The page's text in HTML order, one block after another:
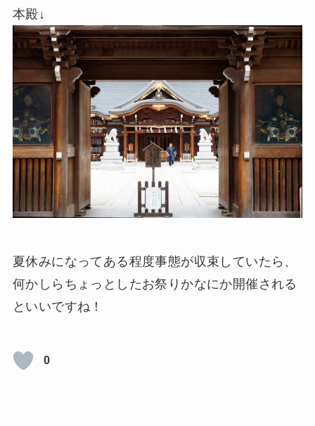
本殿↓
夏休みになってある程度事態が収束していたら、
何かしらちょっとしたお祭りかなにか開催される
といいですね！
0